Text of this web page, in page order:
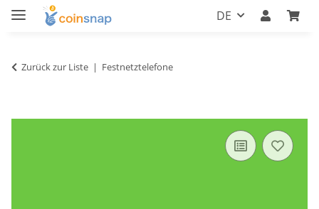
DE
Zurück zur Liste Festnetztelefone